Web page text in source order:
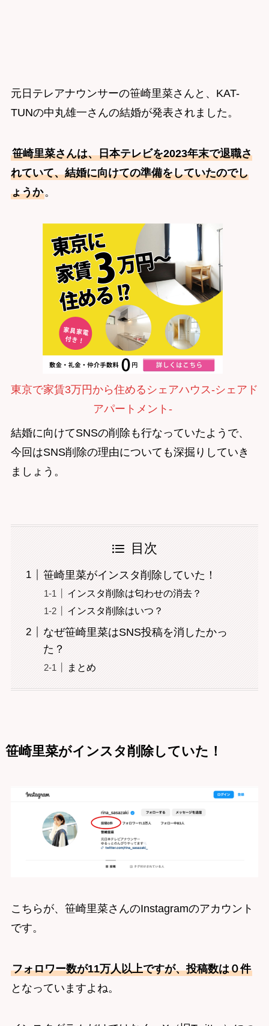
元日テレアナウンサーの笹崎里菜さんと、KAT-
TUNの中丸雄一さんの結婚が発表されました。
笹崎里菜さんは、日本テレビを2023年末で退職さ
れていて、結婚に向けての準備をしていたのでし
ょうか。
東京で家賃3万円から住めるシェアハウス-シェアド
アパートメント-
結婚に向けてSNSの削除も行なっていたようで、
今回はSNS削除の理由についても深掘りしていき
ましょう。
目次
笹崎里菜がインスタ削除していた！
インスタ削除は匂わせの消去？
インスタ削除はいつ？
なぜ笹崎里菜はSNS投稿を消したかっ
た？
まとめ
笹崎里菜がインスタ削除していた！
こちらが、笹崎里菜さんのInstagramのアカウント
です。
フォロワー数が11万人以上ですが、投稿数は０件
となっていますよね。